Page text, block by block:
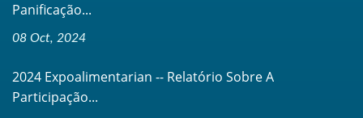
Panificação...
08 Oct, 2024
2024 Expoalimentarian -- Relatório Sobre A
Participação...